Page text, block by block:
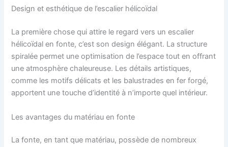
Design et esthétique de l’escalier hélicoïdal
La première chose qui attire le regard vers un escalier
hélicoïdal en fonte, c’est son design élégant. La structure
spiralée permet une optimisation de l’espace tout en offrant
une atmosphère chaleureuse. Les détails artistiques,
comme les motifs délicats et les balustrades en fer forgé,
apportent une touche d’identité à n’importe quel intérieur.
Les avantages du matériau en fonte
La fonte, en tant que matériau, possède de nombreux